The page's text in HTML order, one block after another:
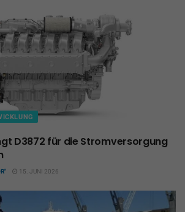
D3872 für die Stromversorgung
15. JUNI 2026